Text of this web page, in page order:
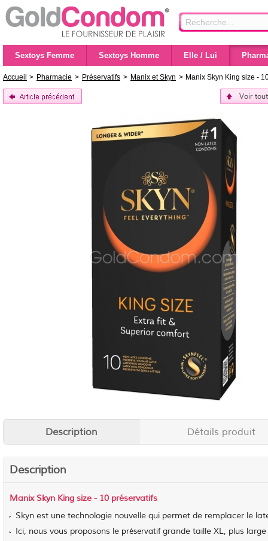
Sextoys Femme Sextoys Homme Elle / Lui
Accueil > Pharmacie > Préservatifs > Manix et Skyn > Manix Skyn King size -
Voir
Description Détails produit
Description
Manix Skyn King size - 10 préservatifs
Skyn est une technologie nouvelle qui permet de remplacer le
Ici, nous vous proposons le préservatifgrande taille XL, plus large